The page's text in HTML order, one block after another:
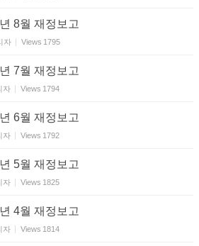
8월 재정보고
자 Views 1795
7월 재정보고
자 Views 1794
6월 재정보고
자 Views 1792
5월 재정보고
자 Views 1825
4월 재정보고
자 Views 1814